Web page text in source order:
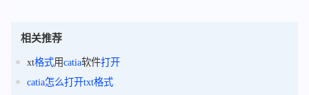
相关推荐
xt格式用catia软件打开
catia怎么打开txt格式